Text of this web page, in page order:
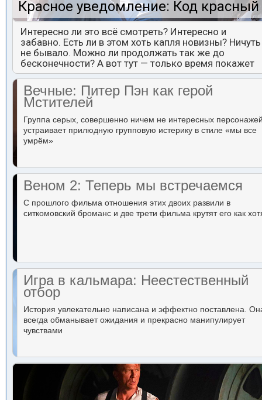
Красное уведомление: Код красный
Интересно ли это всё смотреть? Интересно и
забавно. Есть ли в этом хоть капля новизны? Ничуть
не бывало. Можно ли продолжать так же до
бесконечности? А вот тут — только время покажет
Вечные: Питер Пэн как герой
Мстителей
Группа серых, совершенно ничем не интересных
устраивает прилюдную групповую истерику в стиле «мы все
умрём»
Веном 2: Теперь мы встречаемся
С прошлого фильма отношения этих двоих развили в
ситкомовский броманс и две трети фильма крутят его как
Игра в кальмара: Неестественный
отбор
История увлекательно написана и эффектно поставлена.
всегда обманывает ожидания и прекрасно манипулирует
чувствами